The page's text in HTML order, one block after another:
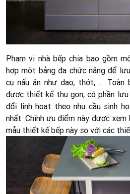
Phạm vi nhà bếp chia bao gồm
hợp một bảng đa chức năng để
cụ nấu ăn như dao, thớt, …
được thiết kế thu gọn, có phần
đổi linh hoạt theo nhu cầu sinh
nhất. Chính ưu điểm này được
mẫu thiết kế bếp này so với các